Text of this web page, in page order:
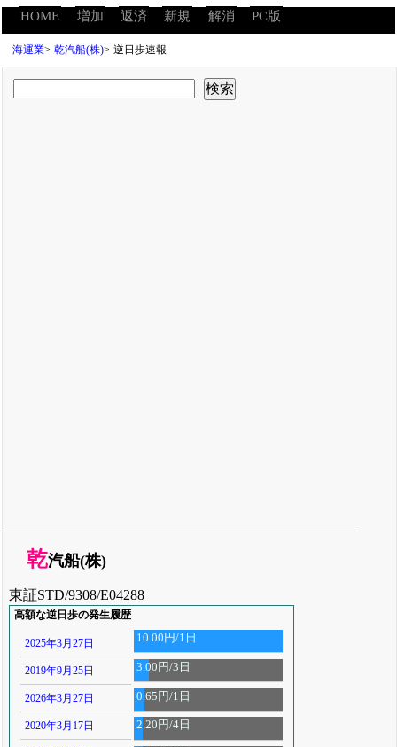
HOME 増加 返済 新規 解消 PC版
海運業> 乾汽船(株)> 逆日歩速報
乾汽船(株)
東証STD/9308/E04288
高額な逆日歩の発生履歴
2025年3月27日 10.00円/1日
2019年9月25日 3.00円/3日
2026年3月27日 0.65円/1日
2020年3月17日 2.20円/4日